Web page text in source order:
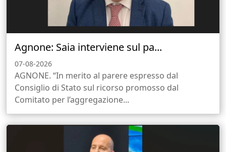
Agnone: Saia interviene sul pa...
07-08-2026
AGNONE. “In merito al parere espresso dal
Consiglio di Stato sul ricorso promosso dal
Comitato per l’aggregazione...